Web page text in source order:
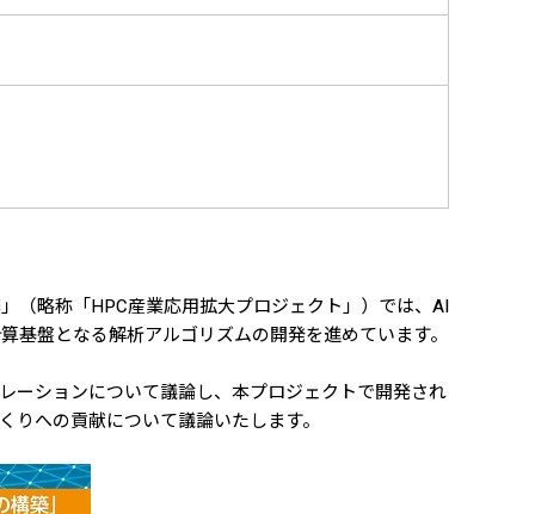
（略称「HPC産業応用拡大プロジェクト」）では、AI
盤となる解析アルゴリズムの開発を進めています。
ーションについて議論し、本プロジェクトで開発され
への貢献について議論いたします。